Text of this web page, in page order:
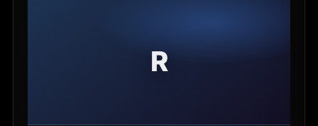
R